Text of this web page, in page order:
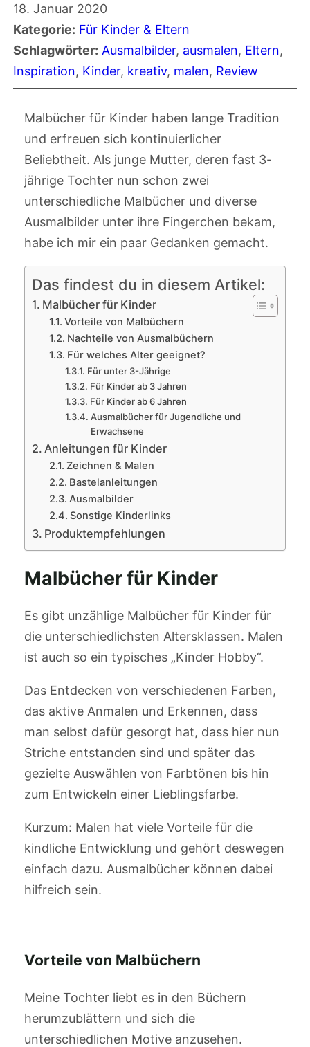
18. Januar 2020
Kategorie: Für Kinder & Eltern
Schlagwörter: Ausmalbilder, ausmalen, Eltern
Inspiration, Kinder, kreativ, malen, Review
Malbücher für Kinder haben lange Tradition
und erfreuen sich kontinuierlicher
Beliebtheit. Als junge Mutter, deren fast 3-
jährige Tochter nun schon zwei
unterschiedliche Malbücher und diverse
Ausmalbilder unter ihre Fingerchen bekam,
habe ich mir ein paar Gedanken gemacht.
Das findest du in diesem Artikel:
Malbücher für Kinder
Vorteile von Malbüchern
Nachteile von Ausmalbüchern
Für welches Alter geeignet?
Für unter 3-Jährige
Für Kinder ab 3 Jahren
Für Kinder ab 6 Jahren
Ausmalbücher für Jugendliche und
Erwachsene
Anleitungen für Kinder
Zeichnen & Malen
Bastelanleitungen
Ausmalbilder
Sonstige Kinderlinks
Produktempfehlungen
Malbücher für Kinder
Es gibt unzählige Malbücher für Kinder für
die unterschiedlichsten Altersklassen. Malen
ist auch so ein typisches „Kinder Hobby“.
Das Entdecken von verschiedenen Farben,
das aktive Anmalen und Erkennen, dass
man selbst dafür gesorgt hat, dass hier nun
Striche entstanden sind und später das
gezielte Auswählen von Farbtönen bis hin
zum Entwickeln einer Lieblingsfarbe.
Kurzum: Malen hat viele Vorteile für die
kindliche Entwicklung und gehört deswegen
einfach dazu. Ausmalbücher können dabei
hilfreich sein.
Vorteile von Malbüchern
Meine Tochter liebt es in den Büchern
herumzublättern und sich die
unterschiedlichen Motive anzusehen.